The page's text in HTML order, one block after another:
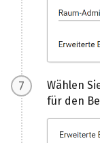
Wählen
für den